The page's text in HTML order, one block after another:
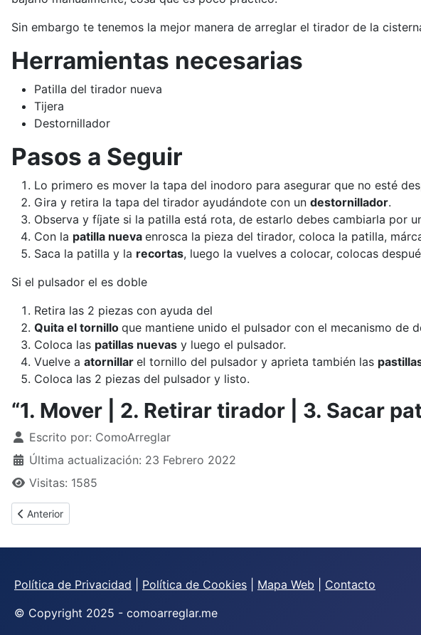
Sin embargo te tenemos la mejor manera de arreglar el tirador de la
Herramientas necesarias
Patilla del tirador nueva
Tijera
Destornillador
Pasos a Seguir
Lo primero es mover la tapa del inodoro para asegurar que no esté
Gira y retira la tapa del tirador ayudándote con un destornillador.
Observa y fíjate si la patilla está rota, de estarlo debes cambiarla por
Con la patilla nueva enrosca la pieza del tirador, coloca la patilla,
Saca la patilla y la recortas, luego la vuelves a colocar, colocas
Si el pulsador el es doble
Retira las 2 piezas con ayuda del
Quita el tornillo que mantiene unido el pulsador con el mecanismo de
Coloca las patillas nuevas y luego el pulsador.
Vuelve a atornillar el tornillo del pulsador y aprieta también las
Coloca las 2 piezas del pulsador y listo.
“1. Mover | 2. Retirar tirador | 3. Sacar
Detalles
Escrito por: ComoArreglar
Última actualización: 23 Febrero 2022
Visitas: 1585
Artículo anterior: ¿Cómo arreglar la tapa de un cajón?
Anterior
Política de Privacidad Política de Cookies Mapa Web
Contacto
© Copyright 2025 - comoarreglar.me